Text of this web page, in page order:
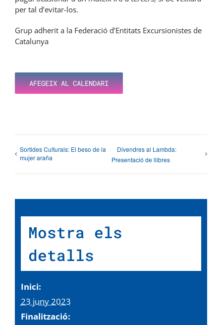
per tal d’evitar-los.
Grup adherit a la Federació d’Entitats Excursionistes de
Catalunya
AFEGEIX AL CALENDARI
Sortides Culturals: El beso de la
mujer araña
Divendres al Lambda:
Presentació de llibres
Mostra els
detalls
Inici:
23 juny 2023
Finalització: